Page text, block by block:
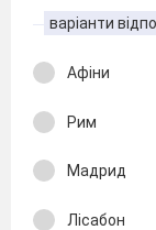
варіанти
Афіни
Рим
Мадрид
Лісабон